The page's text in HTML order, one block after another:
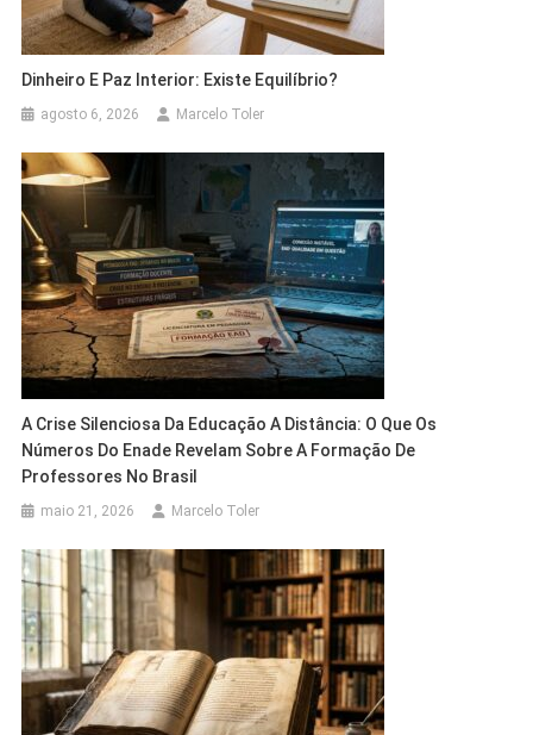
Dinheiro E Paz Interior: Existe Equilíbrio?
agosto 6, 2026 Marcelo Toler
A Crise Silenciosa Da Educação A Distância: O Que Os
Números Do Enade Revelam Sobre A Formação De
Professores No Brasil
maio 21, 2026 Marcelo Toler